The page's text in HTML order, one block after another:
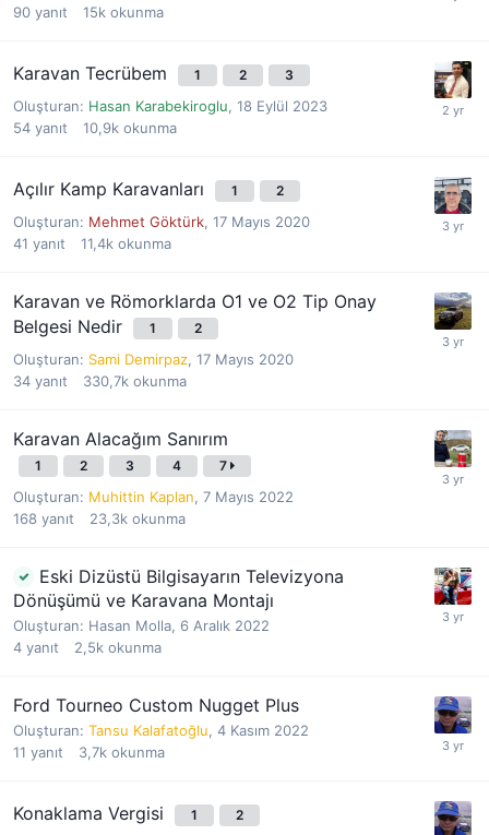
90 yanıt 15k okunma
Karavan Tecrübem 1 2 3
Oluşturan: Hasan Karabekiroglu, 18 Eylül 2023
54 yanıt 10,9k okunma
Açılır Kamp Karavanları 1 2
Oluşturan: Mehmet Göktürk, 17 Mayıs 2020
41 yanıt 11,4k okunma
Karavan ve Römorklarda O1 ve O2 Tip Onay
Belgesi Nedir
1 2
Oluşturan: Sami Demirpaz, 17 Mayıs 2020
34 yanıt 330,7k okunma
Karavan Alacağım Sanırım
1 2 3 4 7
Oluşturan: Muhittin Kaplan, 7 Mayıs 2022
168 yanıt 23,3k okunma
Eski Dizüstü Bilgisayarın Televizyona
Dönüşümü ve Karavana Montajı
Oluşturan: Hasan Molla, 6 Aralık 2022
4 yanıt 2,5k okunma
Ford Tourneo Custom Nugget Plus
Oluşturan: Tansu Kalafatoğlu, 4 Kasım 2022
11 yanıt 3,7k okunma
Konaklama Vergisi 1 2